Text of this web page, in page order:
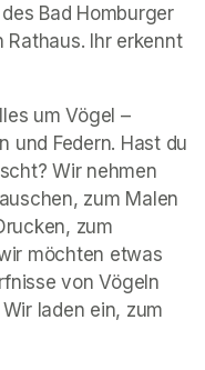
Bad Homburger
Ihr erkennt
um Vögel –
und Federn. Hast du
Wir nehmen
zum Malen
zum
möchten etwas
von Vögeln
laden ein, zum